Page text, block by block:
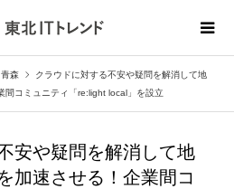
青森
クラウドに対する不安や疑問を解消して地
間コミュニティ「re:light local」を設立
安や疑問を解消して地
加速させる！企業間コ